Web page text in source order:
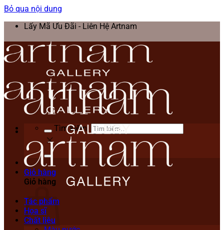
Bỏ qua nội dung
Lấy Mã Ưu Đãi - Liên Hệ Artnam
Tìm kiếm:
Giỏ hàng
Giỏ hàng
Tác phẩm
Họa sĩ
Chất liệu